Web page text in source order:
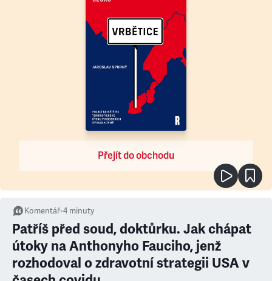
Přejít do obchodu
Komentář•4 minuty
Patříš před soud, doktůrku. Jak chápat
útoky na Anthonyho Fauciho, jenž
rozhodoval o zdravotní strategii USA v